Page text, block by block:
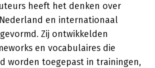
heeft het denken over
en internationaal
Zij ontwikkelden
en vocabulaires die
worden toegepast in trainingen,